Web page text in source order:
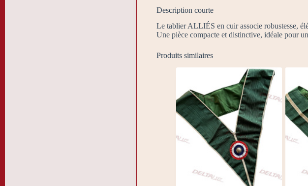
Description courte
Le tablier ALLIÉS en cuir associe robustesse,
Une pièce compacte et distinctive, idéale pour
Produits similaires